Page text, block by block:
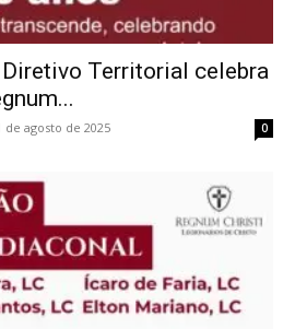
Territorial celebra
de agosto de 2025 0